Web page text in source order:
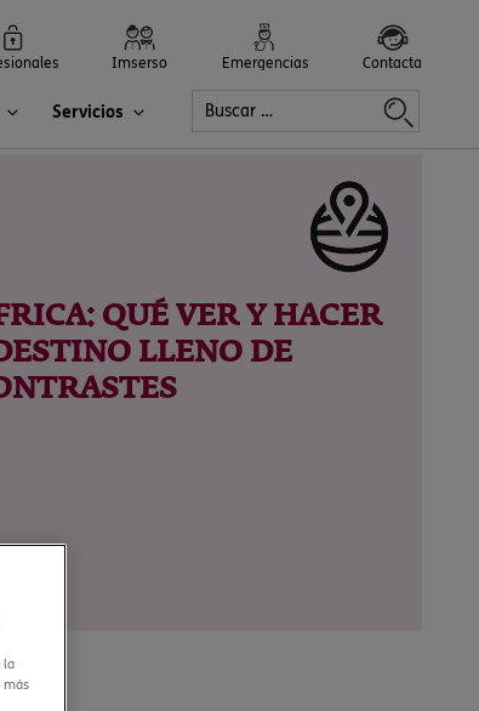
Imserso Emergencias Contacta
Servicios
QUÉ VER Y HACER
LLENO DE
la
más